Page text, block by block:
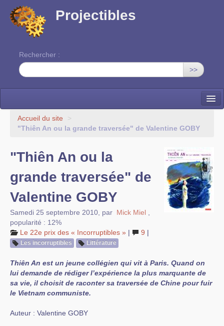
Projectibles
Rechercher :
>>
La ruche
Cinéma
EDITO
Accueil du site
>
"Thiên An ou la grande traversée" de Valentine GOBY
"Thiên An ou la
grande traversée" de
Valentine GOBY
Samedi 25 septembre 2010 par Mick Miel
popularité : 12%
Le 22e prix des « Incorruptibles » | 9 |
Les incorruptibles Littérature
Thiên An est un jeune collégien qui vit à Paris. Quand on
lui demande de rédiger l’expérience la plus marquante de
sa vie, il choisit de raconter sa traversée de Chine pour fuir
le Vietnam communiste.
Auteur : Valentine GOBY